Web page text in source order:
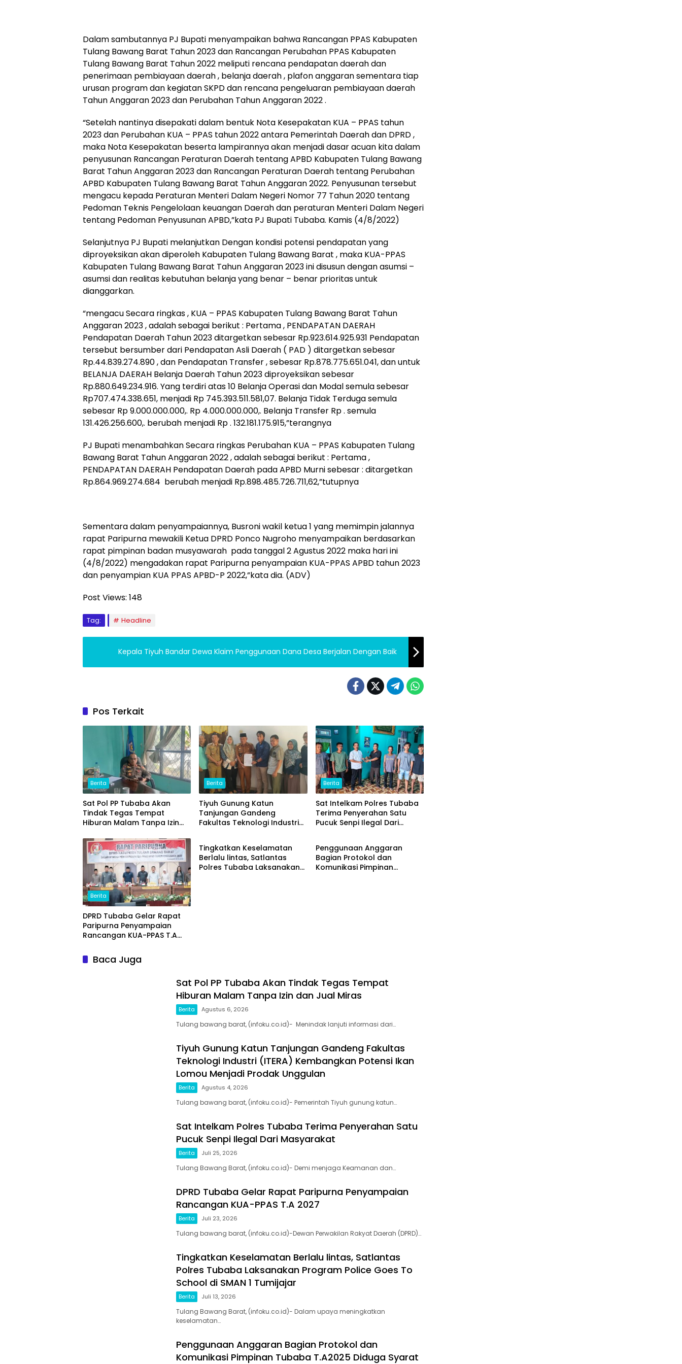
Dalam sambutannya PJ Bupati menyampaikan bahwa Rancangan PPAS Kabupaten
Tulang Bawang Barat Tahun 2023 dan Rancangan Perubahan PPAS Kabupaten
Tulang Bawang Barat Tahun 2022 meliputi rencana pendapatan daerah dan
penerimaan pembiayaan daerah , belanja daerah , plafon anggaran sementara tiap
urusan program dan kegiatan SKPD dan rencana pengeluaran pembiayaan daerah
Tahun Anggaran 2023 dan Perubahan Tahun Anggaran 2022 .
“Setelah nantinya disepakati dalam bentuk Nota Kesepakatan KUA – PPAS tahun
2023 dan Perubahan KUA – PPAS tahun 2022 antara Pemerintah Daerah dan DPRD ,
maka Nota Kesepakatan beserta lampirannya akan menjadi dasar acuan kita dalam
penyusunan Rancangan Peraturan Daerah tentang APBD Kabupaten Tulang Bawang
Barat Tahun Anggaran 2023 dan Rancangan Peraturan Daerah tentang Perubahan
APBD Kabupaten Tulang Bawang Barat Tahun Anggaran 2022. Penyusunan tersebut
mengacu kepada Peraturan Menteri Dalam Negeri Nomor 77 Tahun 2020 tentang
Pedoman Teknis Pengelolaan keuangan Daerah dan peraturan Menteri Dalam Negeri
tentang Pedoman Penyusunan APBD,”kata PJ Bupati Tubaba. Kamis (4/8/2022)
Selanjutnya PJ Bupati melanjutkan Dengan kondisi potensi pendapatan yang
diproyeksikan akan diperoleh Kabupaten Tulang Bawang Barat , maka KUA-PPAS
Kabupaten Tulang Bawang Barat Tahun Anggaran 2023 ini disusun dengan asumsi –
asumsi dan realitas kebutuhan belanja yang benar – benar prioritas untuk
dianggarkan.
“mengacu Secara ringkas , KUA – PPAS Kabupaten Tulang Bawang Barat Tahun
Anggaran 2023 , adalah sebagai berikut : Pertama , PENDAPATAN DAERAH
Pendapatan Daerah Tahun 2023 ditargetkan sebesar Rp.923.614.925.931 Pendapatan
tersebut bersumber dari Pendapatan Asli Daerah ( PAD ) ditargetkan sebesar
Rp.44.839.274.890 , dan Pendapatan Transfer , sebesar Rp.878.775.651.041, dan untuk
BELANJA DAERAH Belanja Daerah Tahun 2023 diproyeksikan sebesar
Rp.880.649.234.916. Yang terdiri atas 10 Belanja Operasi dan Modal semula sebesar
Rp707.474.338.651, menjadi Rp 745.393.511.581,07. Belanja Tidak Terduga semula
sebesar Rp 9.000.000.000,. Rp 4.000.000.000,. Belanja Transfer Rp . semula
131.426.256.600,. berubah menjadi Rp . 132.181.175.915,”terangnya
PJ Bupati menambahkan Secara ringkas Perubahan KUA – PPAS Kabupaten Tulang
Bawang Barat Tahun Anggaran 2022 , adalah sebagai berikut : Pertama ,
PENDAPATAN DAERAH Pendapatan Daerah pada APBD Murni sebesar : ditargetkan
Rp.864.969.274.684 berubah menjadi Rp.898.485.726.711,62,”tutupnya
Sementara dalam penyampaiannya, Busroni wakil ketua 1 yang memimpin jalannya
rapat Paripurna mewakili Ketua DPRD Ponco Nugroho menyampaikan berdasarkan
rapat pimpinan badan musyawarah pada tanggal 2 Agustus 2022 maka hari ini
(4/8/2022) mengadakan rapat Paripurna penyampaian KUA-PPAS APBD tahun 2023
dan penyampian KUA PPAS APBD-P 2022,”kata dia. (ADV)
Post Views: 148
Tag: Headline
Kepala Tiyuh Bandar Dewa Klaim Penggunaan Dana Desa Berjalan Dengan Baik
Pos Terkait
Berita
Sat Pol PP Tubaba Akan
Tindak Tegas Tempat
Hiburan Malam Tanpa Izin
Berita
Tiyuh Gunung Katun
Tanjungan Gandeng
Fakultas Teknologi Industri
Unggulan
Berita
Sat Intelkam Polres Tubaba
Terima Penyerahan Satu
Pucuk Senpi Ilegal Dari
Berita
DPRD Tubaba Gelar Rapat
Paripurna Penyampaian
Rancangan KUA-PPAS T.A
Berita
Tingkatkan Keselamatan
Berlalu lintas, Satlantas
Polres Tubaba Laksanakan
Berita
Penggunaan Anggaran
Bagian Protokol dan
Komunikasi Pimpinan
Baca Juga
Sat Pol PP Tubaba Akan Tindak Tegas Tempat
Hiburan Malam Tanpa Izin dan Jual Miras
Berita Agustus 6, 2026
Tulang bawang barat, (infoku.co.id)- Menindak lanjuti informasi dari…
Tiyuh Gunung Katun Tanjungan Gandeng Fakultas
Teknologi Industri (ITERA) Kembangkan Potensi Ikan
Lomou Menjadi Prodak Unggulan
Berita Agustus 4, 2026
Tulang bawang barat, (infoku.co.id)- Pemerintah Tiyuh gunung katun…
Sat Intelkam Polres Tubaba Terima Penyerahan Satu
Pucuk Senpi Ilegal Dari Masyarakat
Berita Juli 25, 2026
Tulang Bawang Barat, (infoku.co.id)- Demi menjaga Keamanan dan…
DPRD Tubaba Gelar Rapat Paripurna Penyampaian
Rancangan KUA-PPAS T.A 2027
Berita Juli 23, 2026
Tulang bawang barat, (infoku.co.id)-Dewan Perwakilan Rakyat Daerah (DPRD)…
Tingkatkan Keselamatan Berlalu lintas, Satlantas
Polres Tubaba Laksanakan Program Police Goes To
School di SMAN 1 Tumijajar
Berita Juli 13, 2026
Tulang Bawang Barat, (infoku.co.id)- Dalam upaya meningkatkan
keselamatan…
Penggunaan Anggaran Bagian Protokol dan
Komunikasi Pimpinan Tubaba T.A2025 Diduga Syarat